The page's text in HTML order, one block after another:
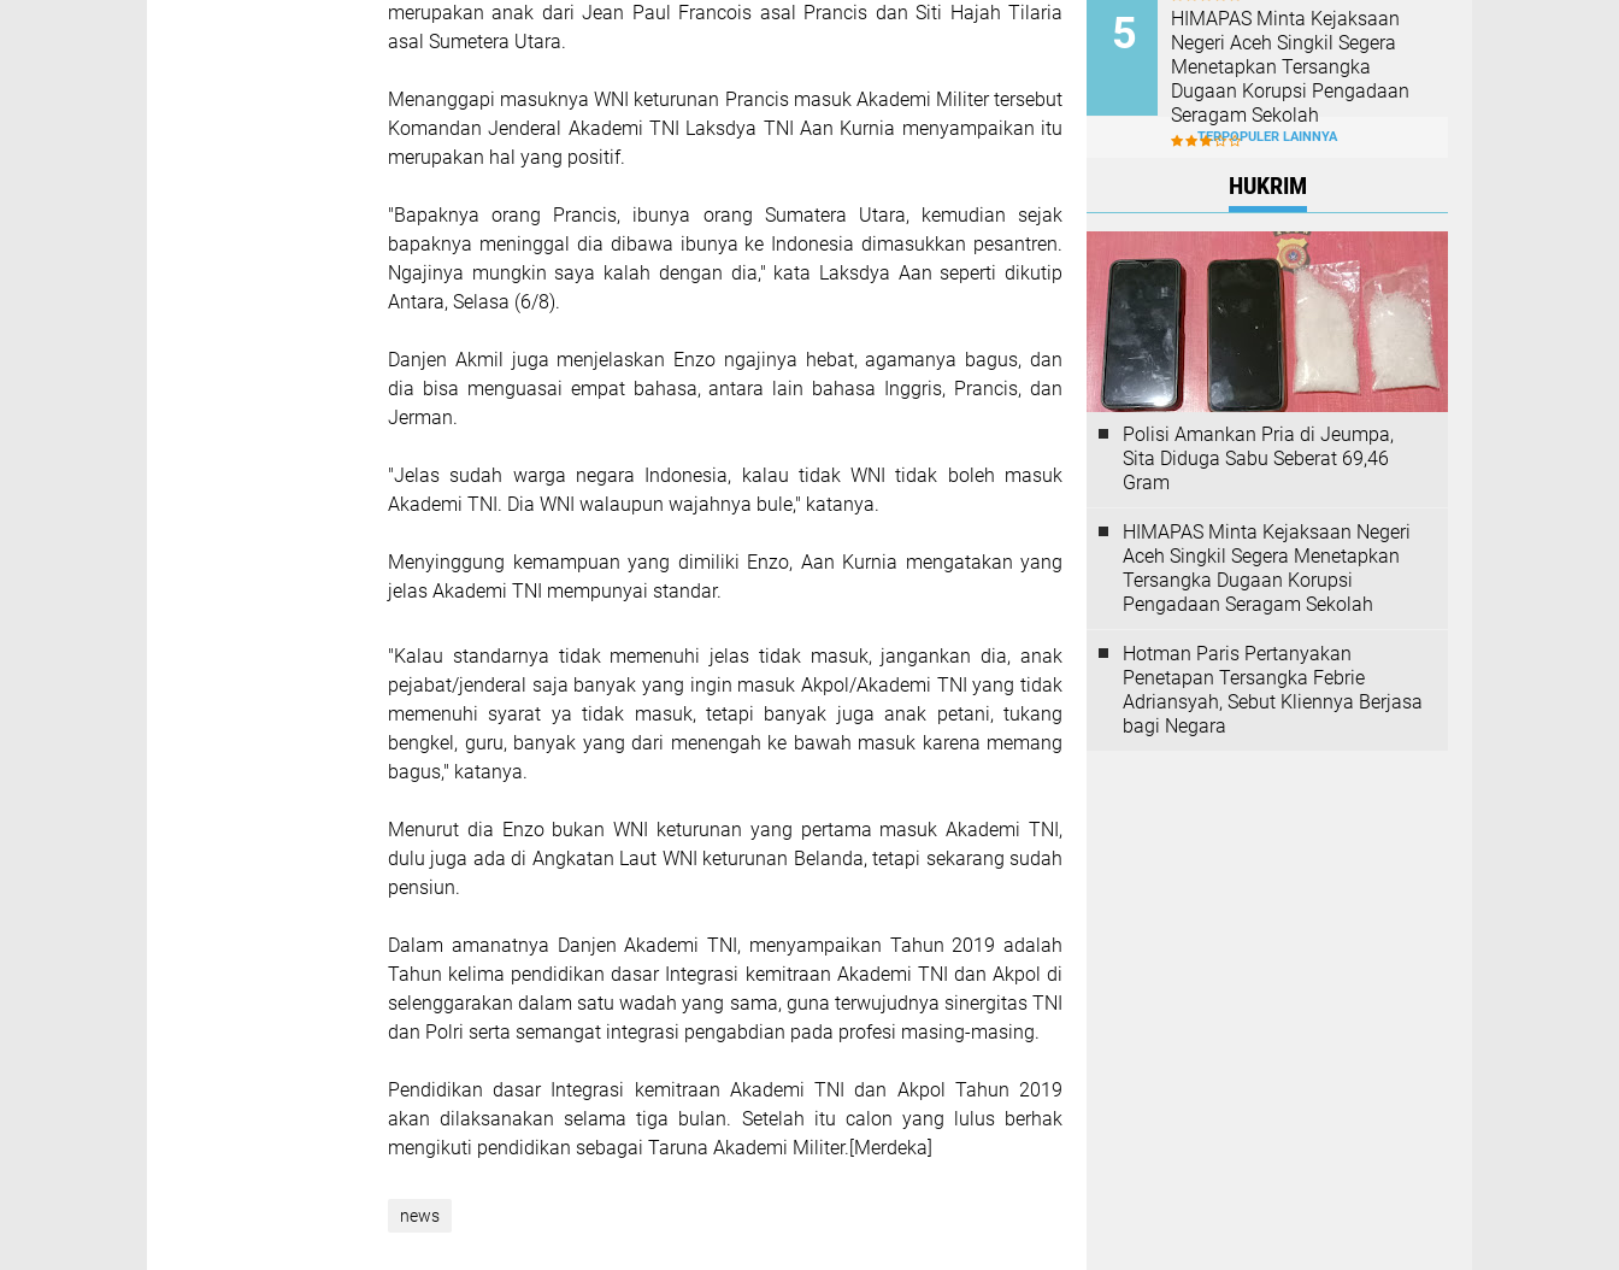
merupakan anak dari Jean Paul Francois asal Prancis dan Siti Hajah Tilaria
asal Sumetera Utara.
Menanggapi masuknya WNI keturunan Prancis masuk Akademi Militer tersebut
Komandan Jenderal Akademi TNI Laksdya TNI Aan Kurnia menyampaikan itu
merupakan hal yang positif.
"Bapaknya orang Prancis, ibunya orang Sumatera Utara, kemudian sejak
bapaknya meninggal dia dibawa ibunya ke Indonesia dimasukkan pesantren.
Ngajinya mungkin saya kalah dengan dia," kata Laksdya Aan seperti dikutip
Antara, Selasa (6/8).
Danjen Akmil juga menjelaskan Enzo ngajinya hebat, agamanya bagus, dan
dia bisa menguasai empat bahasa, antara lain bahasa Inggris, Prancis, dan
Jerman.
"Jelas sudah warga negara Indonesia, kalau tidak WNI tidak boleh masuk
Akademi TNI. Dia WNI walaupun wajahnya bule," katanya.
Menyinggung kemampuan yang dimiliki Enzo, Aan Kurnia mengatakan yang
jelas Akademi TNI mempunyai standar.
"Kalau standarnya tidak memenuhi jelas tidak masuk, jangankan dia, anak
pejabat/jenderal saja banyak yang ingin masuk Akpol/Akademi TNI yang tidak
memenuhi syarat ya tidak masuk, tetapi banyak juga anak petani, tukang
bengkel, guru, banyak yang dari menengah ke bawah masuk karena memang
bagus," katanya.
Menurut dia Enzo bukan WNI keturunan yang pertama masuk Akademi TNI,
dulu juga ada di Angkatan Laut WNI keturunan Belanda, tetapi sekarang sudah
pensiun.
Dalam amanatnya Danjen Akademi TNI, menyampaikan Tahun 2019 adalah
Tahun kelima pendidikan dasar Integrasi kemitraan Akademi TNI dan Akpol di
selenggarakan dalam satu wadah yang sama, guna terwujudnya sinergitas TNI
dan Polri serta semangat integrasi pengabdian pada profesi masing-masing.
Pendidikan dasar Integrasi kemitraan Akademi TNI dan Akpol Tahun 2019
akan dilaksanakan selama tiga bulan. Setelah itu calon yang lulus berhak
mengikuti pendidikan sebagai Taruna Akademi Militer.[Merdeka]
news
HIMAPAS Minta Kejaksaan
Negeri Aceh Singkil Segera
Menetapkan Tersangka
Dugaan Korupsi Pengadaan
Seragam Sekolah
TERPOPULER LAINNYA
HUKRIM
Polisi Amankan Pria di Jeumpa,
Sita Diduga Sabu Seberat 69,46
Gram
HIMAPAS Minta Kejaksaan Negeri
Aceh Singkil Segera Menetapkan
Tersangka Dugaan Korupsi
Pengadaan Seragam Sekolah
Hotman Paris Pertanyakan
Penetapan Tersangka Febrie
Adriansyah, Sebut Kliennya Berjasa
bagi Negara